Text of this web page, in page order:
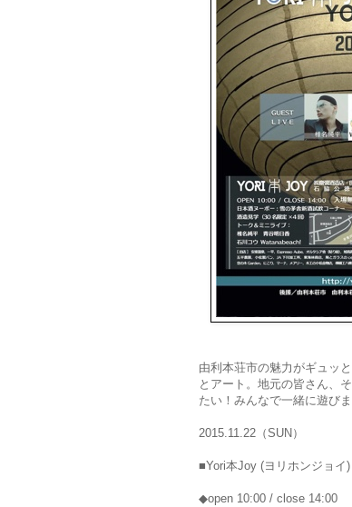
由利本荘市の魅力がギュッ
とアート。地元の皆さん、
たい！みんなで一緒に遊びま
2015.11.22（SUN）
■Yori本Joy (ヨリホンジョイ)
◆open 10:00 / close 14:00